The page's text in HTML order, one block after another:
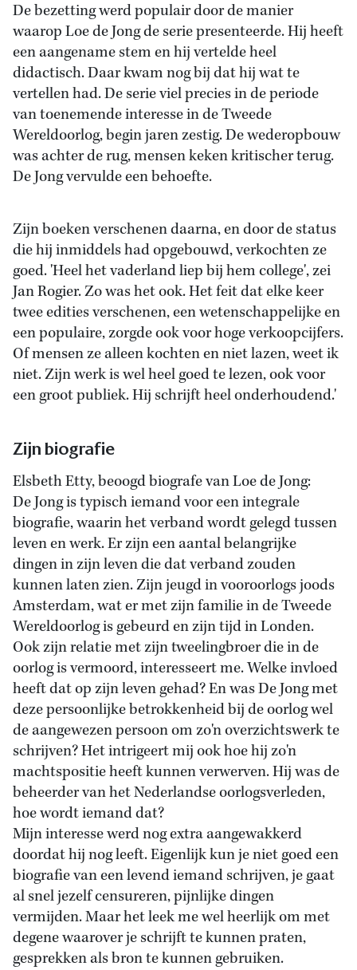
De bezetting werd populair door de manier
waarop Loe de Jong de serie presenteerde. Hij heeft
een aangename stem en hij vertelde heel
didactisch. Daar kwam nog bij dat hij wat te
vertellen had. De serie viel precies in de periode
van toenemende interesse in de Tweede
Wereldoorlog, begin jaren zestig. De wederopbouw
was achter de rug, mensen keken kritischer terug.
De Jong vervulde een behoefte.
Zijn boeken verschenen daarna, en door de status
die hij inmiddels had opgebouwd, verkochten ze
goed. 'Heel het vaderland liep bij hem college', zei
Jan Rogier. Zo was het ook. Het feit dat elke keer
twee edities verschenen, een wetenschappelijke en
een populaire, zorgde ook voor hoge verkoopcijfers.
Of mensen ze alleen kochten en niet lazen, weet ik
niet. Zijn werk is wel heel goed te lezen, ook voor
een groot publiek. Hij schrijft heel onderhoudend.'
Zijn biografie
Elsbeth Etty, beoogd biografe van Loe de Jong:
De Jong is typisch iemand voor een integrale
biografie, waarin het verband wordt gelegd tussen
leven en werk. Er zijn een aantal belangrijke
dingen in zijn leven die dat verband zouden
kunnen laten zien. Zijn jeugd in vooroorlogs joods
Amsterdam, wat er met zijn familie in de Tweede
Wereldoorlog is gebeurd en zijn tijd in Londen.
Ook zijn relatie met zijn tweelingbroer die in de
oorlog is vermoord, interesseert me. Welke invloed
heeft dat op zijn leven gehad? En was De Jong met
deze persoonlijke betrokkenheid bij de oorlog wel
de aangewezen persoon om zo'n overzichtswerk te
schrijven? Het intrigeert mij ook hoe hij zo'n
machtspositie heeft kunnen verwerven. Hij was de
beheerder van het Nederlandse oorlogsverleden,
hoe wordt iemand dat?
Mijn interesse werd nog extra aangewakkerd
doordat hij nog leeft. Eigenlijk kun je niet goed een
biografie van een levend iemand schrijven, je gaat
al snel jezelf censureren, pijnlijke dingen
vermijden. Maar het leek me wel heerlijk om met
degene waarover je schrijft te kunnen praten,
gesprekken als bron te kunnen gebruiken.